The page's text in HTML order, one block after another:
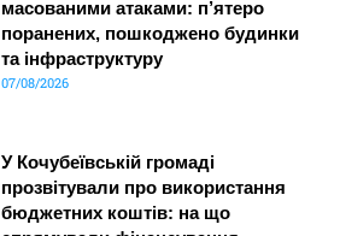
масованими атаками: п’ятеро
поранених, пошкоджено будинки
та інфраструктуру
07/08/2026
У Кочубеївській громаді
прозвітували про використання
бюджетних коштів: на що